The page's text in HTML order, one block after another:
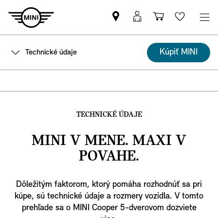
Nájsť
MINI
partnera
MyMINI
prihlásenie
Nákupný
košík
Wishlist
Technické údaje Kúpiť MINI
TECHNICKÉ ÚDAJE
MINI V MENE. MAXI V
POVAHE.
Dôležitým faktorom, ktorý pomáha rozhodnúť sa pri
kúpe, sú technické údaje a rozmery vozidla. V tomto
prehľade sa o MINI Cooper 5-dverovom dozviete